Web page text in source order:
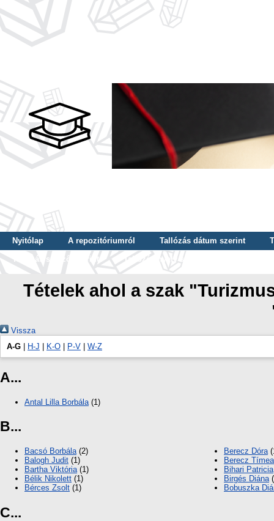
Nyitólap A repozitóriumról Tallózás dátum szerint
Tallózás szerző szerint
Tallózás nyelv szerint
Tételek ahol a szak
Vissza
A-G
H-J K-O P-V W-Z
A...
Antal Lilla Borbála(1)
B...
Bacsó Borbála(2)
Balogh Judit (1)
Bartha Viktória(1)
Bélik Nikolett (1)
Bérces Zsolt (1)
Berecz Dóra
Berecz Tímea
Bihari Patricia
Birgés Diána
Bobuszka
C...